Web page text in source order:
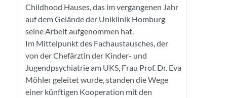
Childhood Hauses, das im vergangenen Jahr
auf dem Gelände der Uniklinik Homburg
seine Arbeit aufgenommen hat.
Im Mittelpunkt des Fachaustausches, der
von der Chefärztin der Kinder- und
Jugendpsychiatrie am UKS, Frau Prof. Dr. Eva
Möhler geleitet wurde, standen die Wege
einer künftigen Kooperation mit den